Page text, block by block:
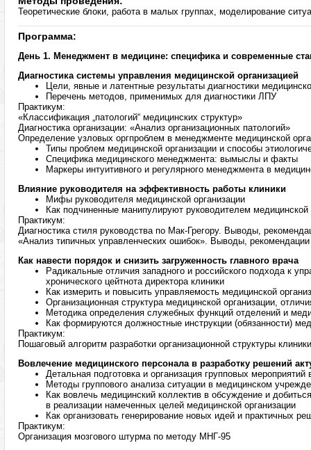
Теоретические блоки, работа в малых группах, моделирование
Программа:
День 1. Менеджмент в медицине: специфика и современные
Диагностика системы управления медицинской организацией
Цели, явные и латентные результаты диагностики
Перечень методов, применимых для диагностики ЛПУ
Практикум:
«Классификация „патологий“ медицинских структур»
Диагностика организации: «Анализ организационных патологий»
Определение узловых оргпроблем в менеджменте медицинской
Типы проблем медицинской организации и способы
Специфика медицинского менеджмента: вымыслы и факты
Маркеры интуитивного и регулярного менеджмента в
Влияние руководителя на эффективность работы клиники
Мифы руководителя медицинской организации
Как подчиненные манипулируют руководителем медицинской
Практикум:
Диагностика стиля руководства по Мак-Грегору. Выводы,
«Анализ типичных управленческих ошибок». Выводы, рекомендации
Как навести порядок и снизить загруженность главного врача
Радикальные отличия западного и российского подхода к
хронического цейтнота директора клиники
Как измерить и повысить управляемость медицинской
Организационная структура медицинской организации,
Методика определения служебных функций отделений и
Как формируются должностные инструкции (обязанности)
Практикум:
Пошаговый алгоритм разработки организационной структуры клиники
Вовлечение медицинского персонала в разработку решений
Детальная подготовка и организация групповых
Методы группового анализа ситуации в медицинском
Как вовлечь медицинский коллектив в обсуждение и
в реализации намеченных целей медицинской организации
Как организовать генерирование новых идей и практичных
Практикум:
Организация мозгового штурма по методу МНГ-95